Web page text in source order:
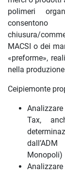
polimeri
chiusura/
MACSI o dei
«preforme»,
nella
Ceipiemonte
Tax,
Monopoli)
Analizzare